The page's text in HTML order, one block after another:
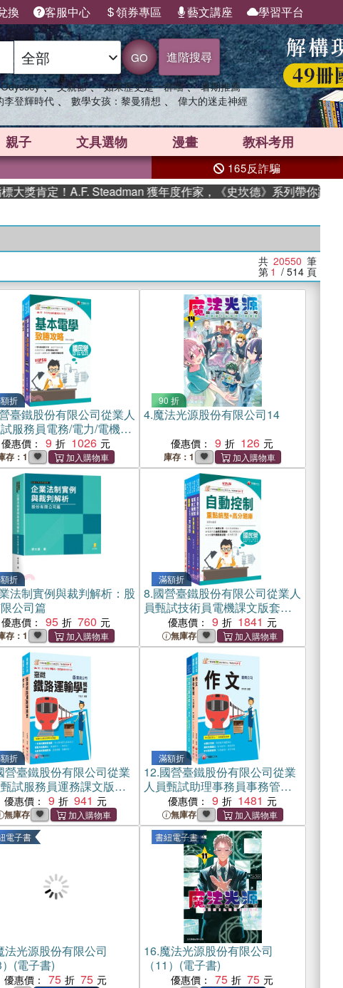
換 客服中心 領券專區 藝文講座 學習平台
GO 進階搜尋
、 父親節 、 如果歷史是一群喵 、 暑期推薦
李登輝時代 、 數學女孩：黎曼猜想 、 偉大的迷走神經
親子 文具選物 漫畫 教科考用
165反詐騙
！A.F. Steadman 獲年度作家，《史坎德》系列帶你踏上熱血奇幻
共 20550 筆
第 1 / 514 頁
折
臺鐵股份有限公司從業人
服務員電務/電力/電機課
套書（共二冊）
優惠價： 9 1026
存：1
90 折
4.魔法光源股份有限公司14
優惠價： 9 126
庫存：1
折
法制實例與裁判解析：股
公司篇
優惠價： 95 760
存：1
滿額折
8.國營臺鐵股份有限公司從業人
員甄試技術員電機課文版套書
（共四冊）
優惠價： 9 1841
無庫存
折
營臺鐵股份有限公司從業
試服務員運務課文版套
共二冊）
優惠價： 9 941
無庫存
滿額折
12.國營臺鐵股份有限公司從業
人員甄試助理事務員事務管理
課文版套書（共三冊）
優惠價： 9 1481
無庫存
電子書
法光源股份有限公司
）(電子書)
優惠價： 75 75
書紐電子書
16.魔法光源股份有限公司
（11）(電子書)
優惠價： 75 75